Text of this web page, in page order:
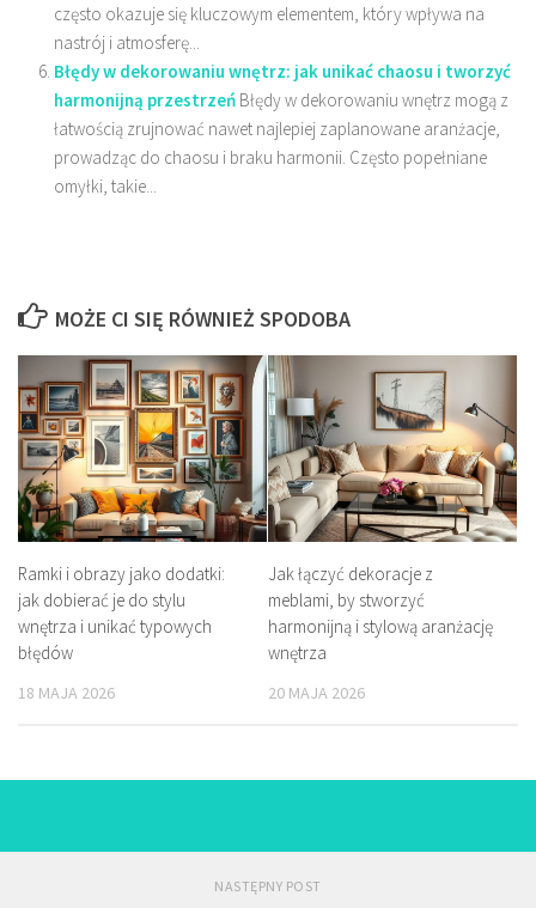
często okazuje się kluczowym elementem, który wpływa na
nastrój i atmosferę...
Błędy w dekorowaniu wnętrz: jak unikać chaosu i tworzyć
harmonijną przestrzeń Błędy w dekorowaniu wnętrz mogą z
łatwością zrujnować nawet najlepiej zaplanowane aranżacje,
prowadząc do chaosu i braku harmonii. Często popełniane
omyłki, takie...
MOŻE CI SIĘ RÓWNIEŻ SPODOBA
Ramki i obrazy jako dodatki:
jak dobierać je do stylu
wnętrza i unikać typowych
błędów
18 MAJA 2026
Jak łączyć dekoracje z
meblami, by stworzyć
harmonijną i stylową aranżację
wnętrza
20 MAJA 2026
NASTĘPNY POST